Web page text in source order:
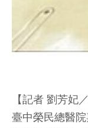
【記者 劉芳妃
臺中榮民總醫